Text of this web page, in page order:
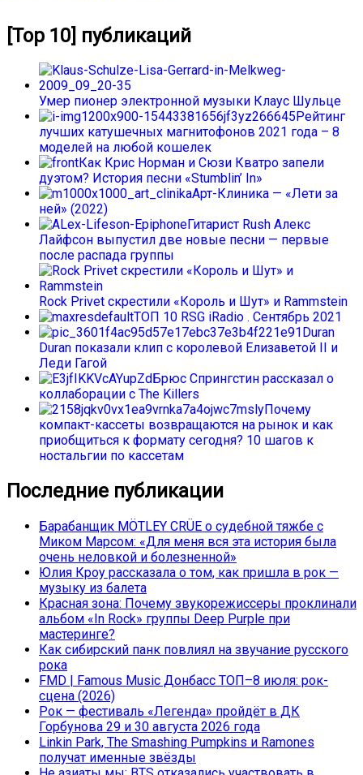
[Top 10] публикаций
Умер пионер электронной музыки Клаус Шульце
Рейтинг
лучших катушечных магнитофонов 2021 года – 8
моделей на любой кошелек
Как Крис Норман и Сюзи Кватро запели
дуэтом? История песни «Stumblin’ In»
Арт-Клиника — «Лети за
ней» (2022)
Гитарист Rush Алекс
Лайфсон выпустил две новые песни — первые
после распада группы
Rock Privet скрестили «Король и Шут» и Rammstein
ТОП 10 RSG iRadio . Сентябрь 2021
Duran
Duran показали клип с королевой Елизаветой II и
Леди Гагой
Брюс Спрингстин рассказал о
коллаборации с The Killers
Почему
компакт-кассеты возвращаются на рынок и как
приобщиться к формату сегодня? 10 шагов к
ностальгии по кассетам
Последние публикации
Барабанщик MÖTLEY CRÜE о судебной тяжбе с
Миком Марсом: «Для меня вся эта история была
очень неловкой и болезненной»
Юлия Кроу рассказала о том, как пришла в рок —
музыку из балета
Красная зона: Почему звукорежиссеры проклинали
альбом «In Rock» группы Deep Purple при
мастеринге?
Как сибирский панк повлиял на звучание русского
рока
FMD | Famous Music Донбасс ТОП–8 июля: рок-
сцена (2026)
Рок — фестиваль «Легенда» пройдёт в ДК
Горбунова 29 и 30 августа 2026 года
Linkin Park, The Smashing Pumpkins и Ramones
получат именные звёзды